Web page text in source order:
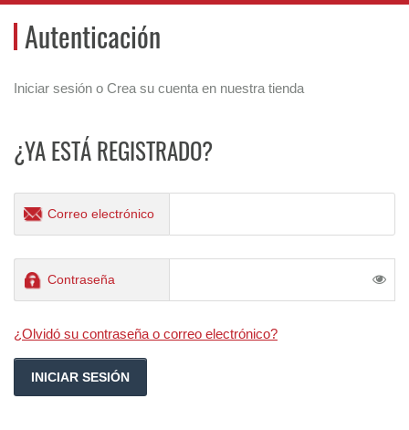
Autenticación
Iniciar sesión o Crea su cuenta en nuestra tienda
¿YA ESTÁ REGISTRADO?
Correo electrónico
Contraseña
¿Olvidó su contraseña o correo electrónico?